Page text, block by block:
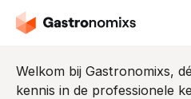
Welkom bij Gastronomixs,
kennis in de professionele